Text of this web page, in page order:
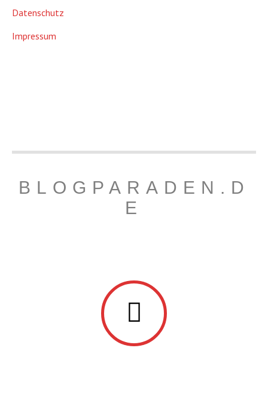
Datenschutz
Impressum
BLOGPARADEN.D
E